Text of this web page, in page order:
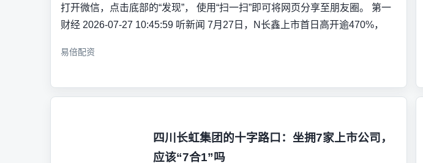
打开微信，点击底部的“发现”， 使用“扫一扫”即可将网页分享至朋友圈。 第一
财经 2026-07-27 10:45:59 听新闻 7月27日，N长鑫上市首日高开逾470%，
易倍配资
四川长虹集团的十字路口：坐拥7家上市公司，
应该“7合1”吗